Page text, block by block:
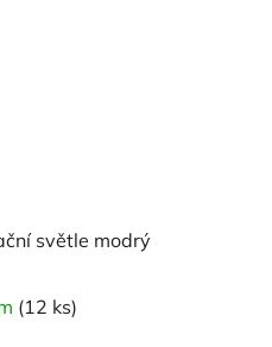
světle modrý
(12 ks)